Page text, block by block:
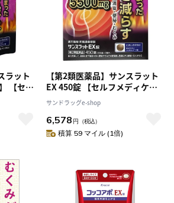
ラット
【セル
対象】
【第2類医薬品】サンスラット
EX 450錠 【セルフメディケー
ション税制対象】
サンドラッグe-shop
6,578 円 （税込）
積算 59 マイル (1倍)